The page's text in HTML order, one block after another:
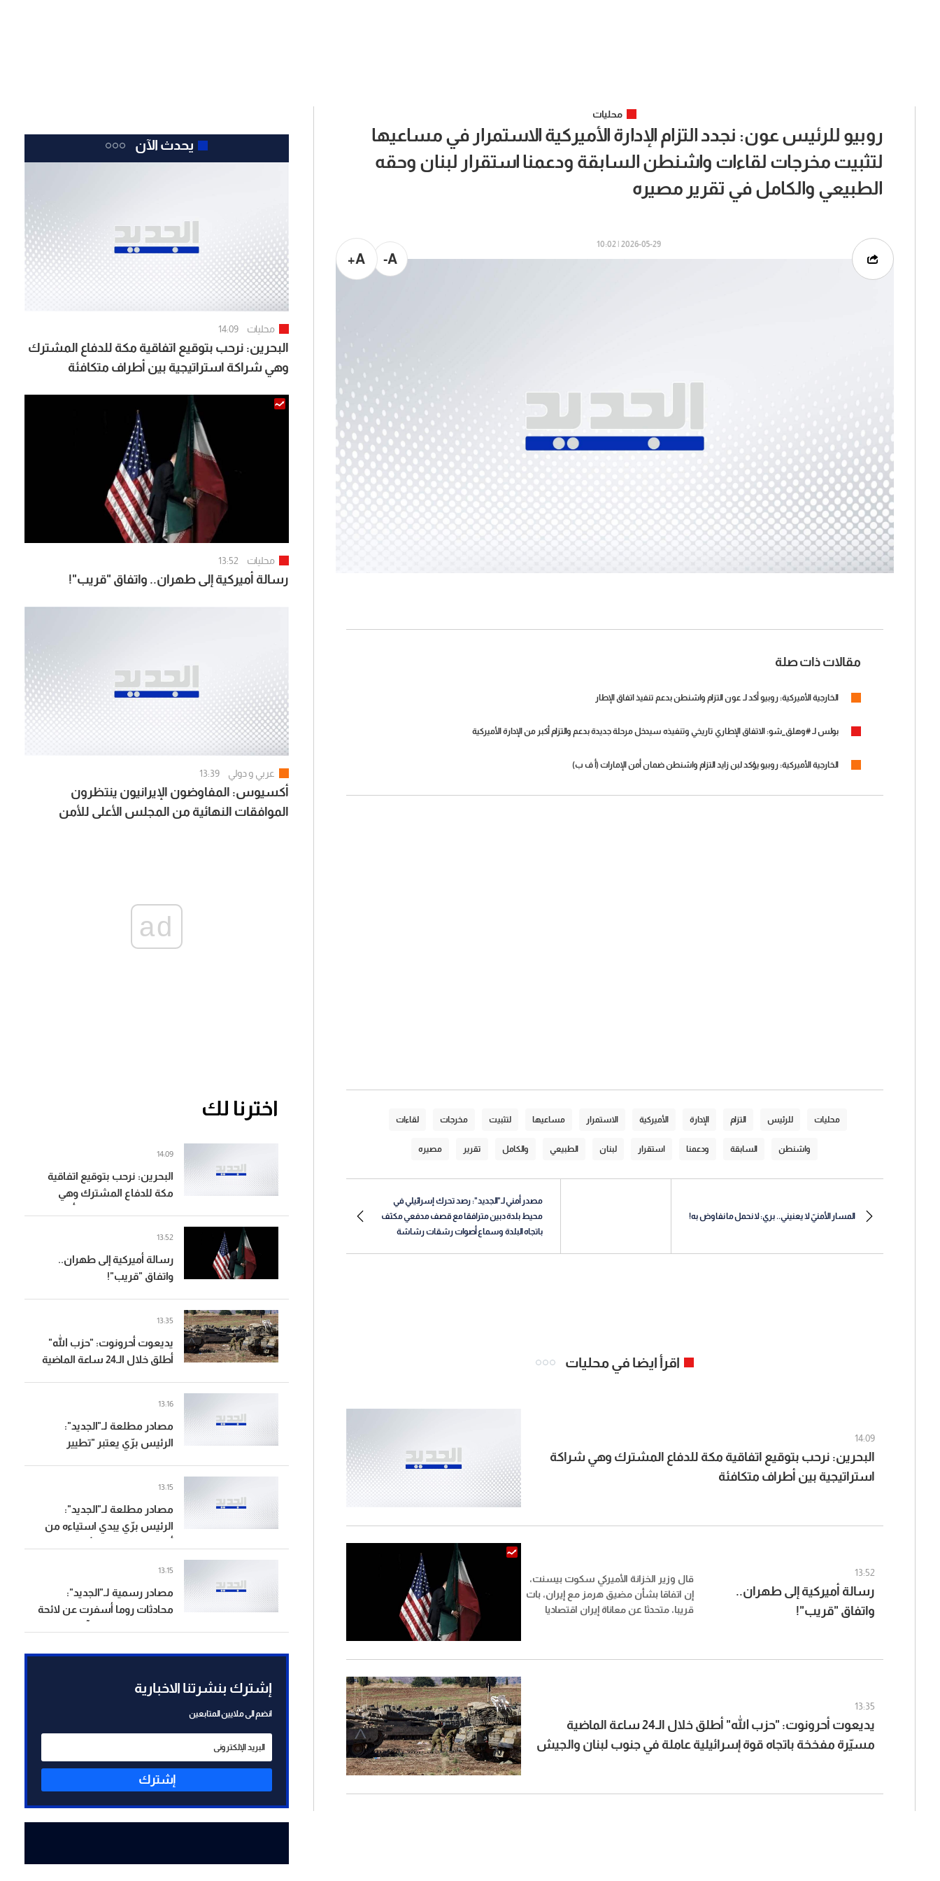
محليات
روبيو للرئيس عون: نجدد التزام الإدارة الأميركية الاستمرار في مساعيها
لتثبيت مخرجات لقاءات واشنطن السابقة ودعمنا استقرار لبنان وحقه
الطبيعي والكامل في تقرير مصيره
2026-05-29 | 10:02
A-
A+
مقالات ذات صلة
الخارجية الأميركية: روبيو أكد لـ عون التزام واشنطن بدعم تنفيذ اتفاق الإطار
بولس لـ #وهلق_شو: الاتفاق الإطاري تاريخي وتنفيذه سيدخل مرحلة جديدة بدعم والتزام أكبر من الإدارة الأميركية
الخارجية الأميركية: روبيو يؤكد لبن زايد التزام واشنطن ضمان أمن الإمارات (أ ف ب)
محليات للرئيس التزام الإدارة الأميركية الاستمرار مساعيها لتثبيت مخرجات لقاءات
واشنطن السابقة ودعمنا استقرار لبنان الطبيعي والكامل تقرير مصيره
المسار الأمنيّ لا يعنيني.. بري: لا نحمل ما نفاوض به!
مصدر أمني لـ"الجديد": رصد تحرك إسرائيلي في
محيط بلدة دبين مترافقا مع قصف مدفعي مكثف
باتجاه البلدة وسماع أصوات رشقات رشاشة
اقرأ ايضا في محليات
14:09
البحرين: نرحب بتوقيع اتفاقية مكة للدفاع المشترك وهي شراكة
استراتيجية بين أطراف متكافئة
13:52
رسالة أميركية إلى طهران..
واتفاق "قريب"!
قال وزير الخزانة الأميركي سكوت بيسنت،
إن اتفاقا بشأن مضيق هرمز مع إيران، بات
قريبا، متحدثا عن معاناة إيران اقتصاديا
13:35
يديعوت أحرونوت: "حزب الله" أطلق خلال الـ24 ساعة الماضية
مسيّرة مفخخة باتجاه قوة إسرائيلية عاملة في جنوب لبنان والجيش
يحدث الآن
محليات 14:09
البحرين: نرحب بتوقيع اتفاقية مكة للدفاع المشترك
وهي شراكة استراتيجية بين أطراف متكافئة
محليات 13:52
رسالة أميركية إلى طهران.. واتفاق "قريب"!
عربي و دولي 13:39
أكسيوس: المفاوضون الإيرانيون ينتظرون
الموافقات النهائية من المجلس الأعلى للأمن
ad
اخترنا لك
البحرين: نرحب بتوقيع اتفاقية
مكة للدفاع المشترك وهي
14:09
رسالة أميركية إلى طهران..
واتفاق "قريب"!
13:52
يديعوت أحرونوت: "حزب الله"
أطلق خلال الـ24 ساعة الماضية
والجيش الإسرائيلي تكتم على
الحادث
13:35
مصادر مطلعة لـ"الجديد":
الرئيس برّي يعتبر "تطيير
لايطاليا أولوية مثلاً
13:16
مصادر مطلعة لـ"الجديد":
الرئيس برّي يبدي استياءه من
13:15
مصادر رسمية لـ"الجديد":
محادثات روما أسفرت عن لائحة
المحتملين
13:15
إشترك بنشرتنا الاخبارية
انضم الى ملايين المتابعين
إشترك